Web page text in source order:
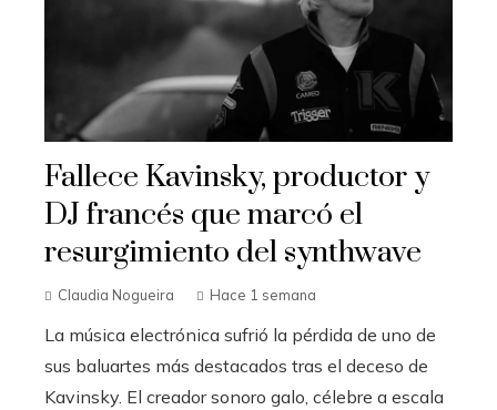
Fallece Kavinsky, productor y
DJ francés que marcó el
resurgimiento del synthwave
Claudia Nogueira Hace 1 semana
La música electrónica sufrió la pérdida de uno de
sus baluartes más destacados tras el deceso de
Kavinsky. El creador sonoro galo, célebre a escala